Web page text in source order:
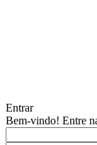
Entrar
Bem-vindo! Entre